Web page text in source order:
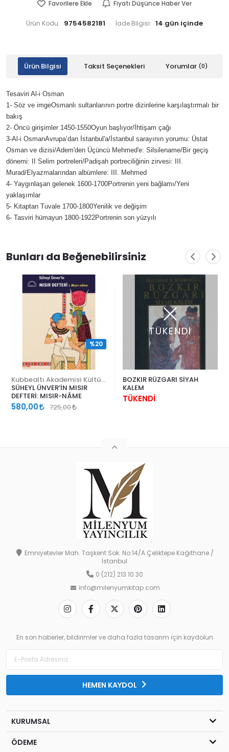
Favorilere Ekle Fiyatı Düşünce Haber Ver
Ürün Kodu: 9754582181 İade Bilgisi:
Ürün Bilgisi Taksit Seçenekleri Yorumlar (0)
Tesaviri Al-i Osman
1- Söz ve imgeOsmanlı sultanlarının portre dizinlerine karşılaştırmalı bir
bakış
2- Öncü girişimler 1450-1550Oyun başlıyor/İhtişam çağı
3-Al-i OsmanAvrupa’dan İstanbul'a/İstanbul sarayının yorumu: Üstat
Osman ve dizisi/Adem'den Üçüncü Mehmed'e: Silsilename/Bir geçiş
dönemi: II Selim portreleri/Padişah portreciliğinin zirvesi: III.
Murad/Elyazmalarından albümlere: III. Mehmed
4- Yaygınlaşan gelenek 1600-1700Portrenin yeni bağlamı/Yeni
yaklaşımlar
5- Kitaptan Tuvale 1700-1800Yenilik ve değişim
6- Tasviri hümayun 1800-1922Portrenin son yüzyılı
Bunları da Beğenebilirsiniz
SÜHEYL ÜNVER’İN MISIR
DEFTERİ: MISIR-NÂME
580,00 725,00
%20
TÜKENDİ
BOZKIR RÜZGARI SİYAH
KALEM
TÜKENDİ
Emniyetevler Mah. Taşkent Sok. No:14/A Çeliktepe Kağıthane /
İstanbul
0 (212) 213 10 30
info@milenyumkitap.com
En son haberler, bildirimler ve daha fazla tasarım için kaydolun
HEMEN KAYDOL
KURUMSAL
ÖDEME